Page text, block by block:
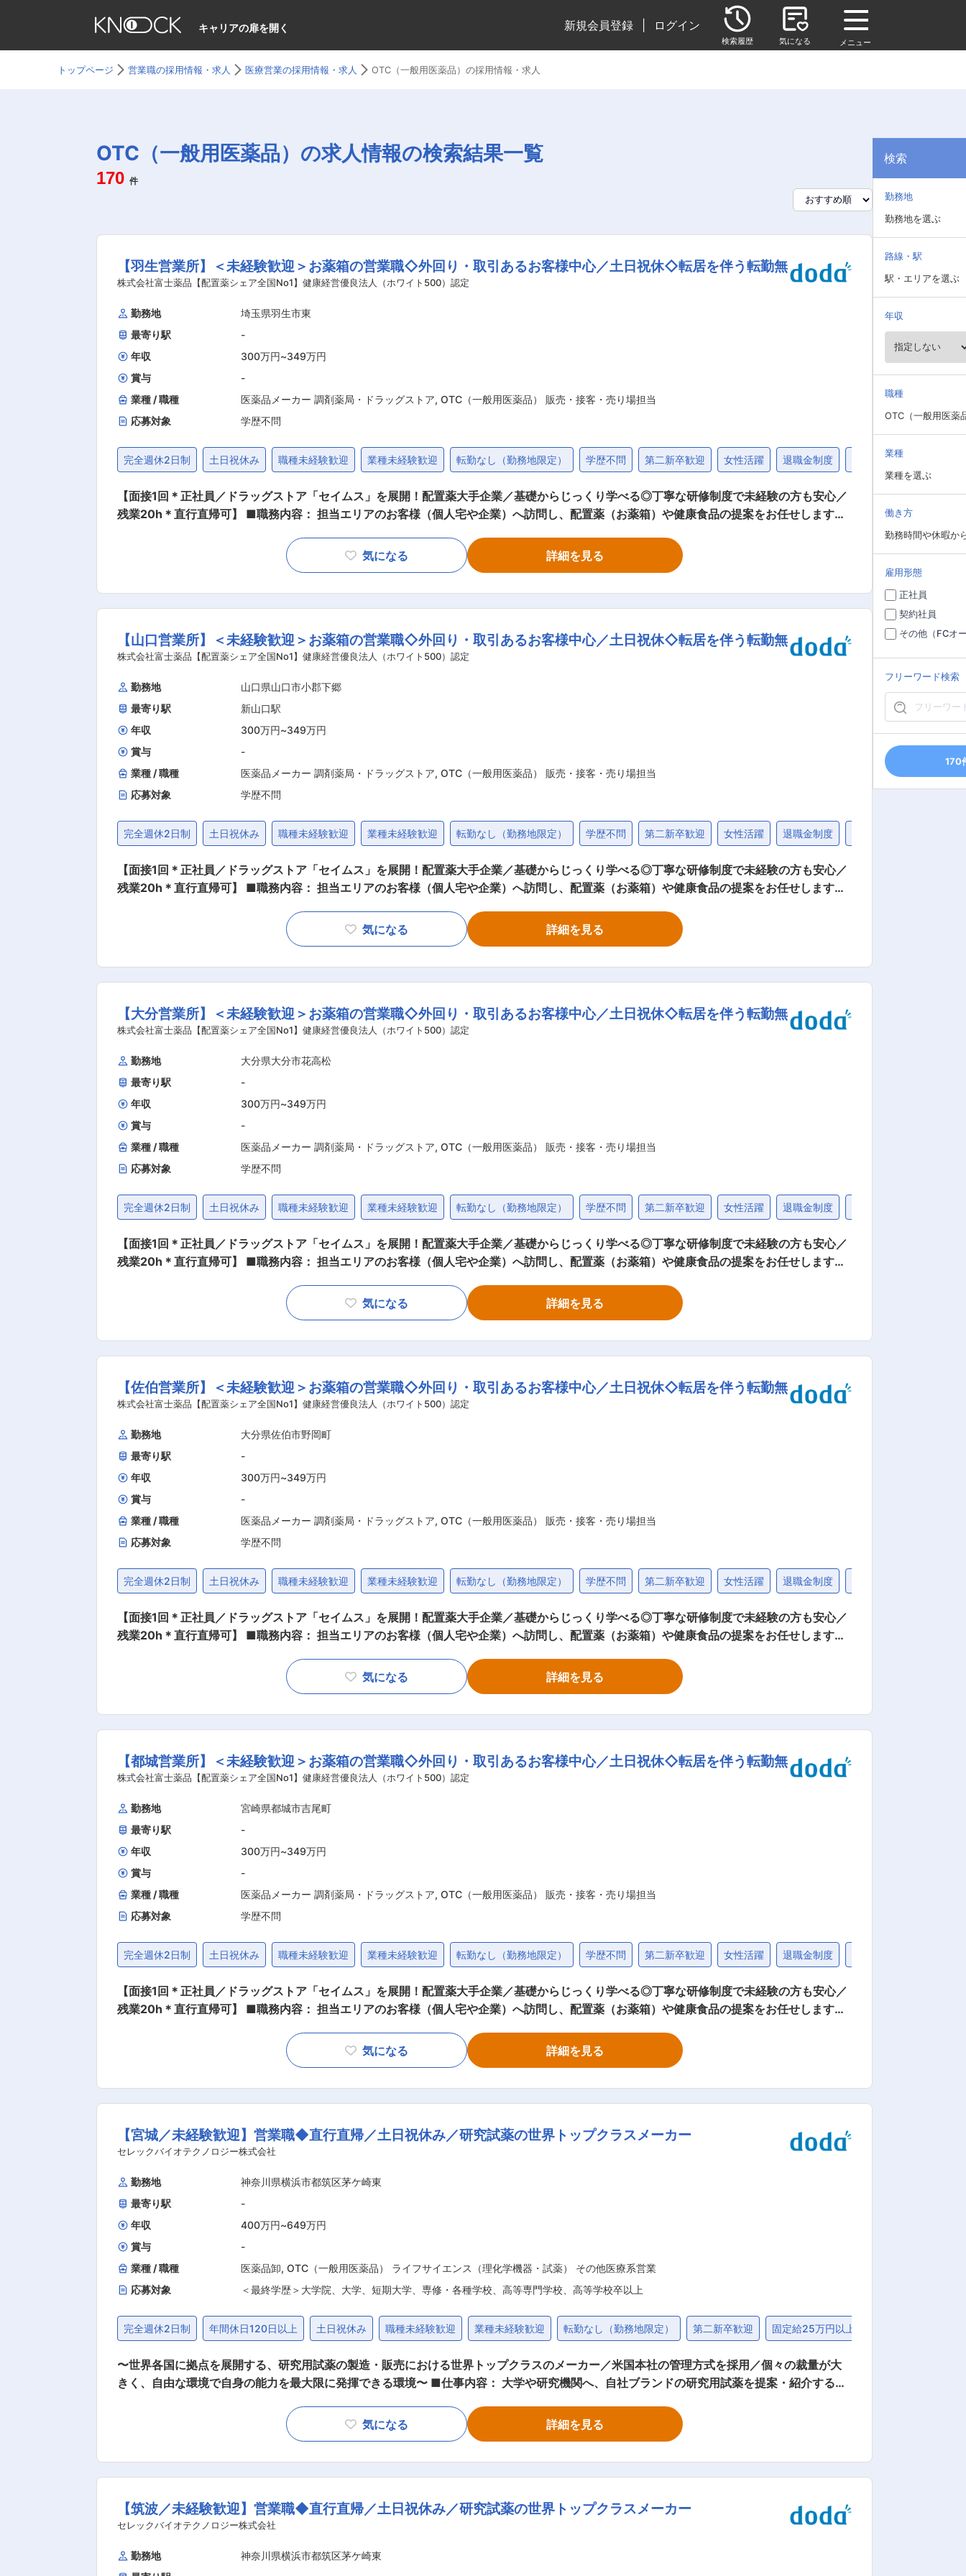
キャリアの扉を開く 新規会員登録 ログイン
検索履歴 気になる メニュー
トップページ 営業職の採用情報・求人 医療営業の採用情報・求人 OTC（一般用医薬品）の採用情報・求人
OTC（一般用医薬品）の求人情報の検索結果一覧
170 件
【羽生営業所】＜未経験歓迎＞お薬箱の営業職◇外回り・取引あるお客様中心／土日祝休◇転居を伴う転勤無
株式会社富士薬品【配置薬シェア全国No1】健康経営優良法人（ホワイト500）認定
勤務地
埼玉県羽生市東
最寄り駅
-
年収
300万円~349万円
賞与
-
業種 / 職種
医薬品メーカー 調剤薬局・ドラッグストア, OTC（一般用医薬品） 販売・接客・売り場担当
応募対象
学歴不問
完全週休2日制 土日祝休み 職種未経験歓迎 業種未経験歓迎 転勤なし（勤務地限定） 学歴不問 第二新卒歓迎 女性活躍 退職金制度
【面接1回＊正社員／ドラッグストア「セイムス」を展開！配置薬大手企業／基礎からじっくり学べる◎丁寧な研修制度で未経験の方も安心／
残業20h＊直行直帰可】 ■職務内容： 担当エリアのお客様（個人宅や企業）へ訪問し、配置薬（お薬箱）や健康食品の提案をお任せします。
1回程度のペースでお客様宅を訪問 ※社用車（軽自動車）に乗って、1日あたり16〜18軒程のお客様宅へ訪問をします。 ・配置薬や健康食品の
期限管理 ・使った分の配置薬を補充 ・使用したお薬代金の集金 ・健康相談、新商品・サービスのご提案 など ※一部、新たに配置薬を置いて
り立ち。既存のお客様をメインに訪問します。 ★困ったら先輩社員に相談しやすい雰囲気です！ ＜専門資格を取得できる＞ ・入社後は、医薬
品販売の専門知識を身につけるために、登録販売者資格を取得していただきます。（取得率90％以上） ・資格取得にあたっては、無料で支援
あり ・残業20h以内 ・スケジュールに合わせて直行直帰可 ・転居を伴う転勤はありません ■やりがい： ・最近、健康のことで困っているこ
とがないかなど、親身にお話を聞くことで、お客様と信頼関係を築き、お客様の健康管理に貢献することができます。 ・「この薬すごく効き
目があって良かったよ。」「こないだのリンゴ酢美味しかった！ちょうどまた買おうと思ってたの。来てくれてありがとう。」など、「あり
気になる 詳細を見る
【山口営業所】＜未経験歓迎＞お薬箱の営業職◇外回り・取引あるお客様中心／土日祝休◇転居を伴う転勤無
株式会社富士薬品【配置薬シェア全国No1】健康経営優良法人（ホワイト500）認定
勤務地
山口県山口市小郡下郷
最寄り駅
新山口駅
年収
300万円~349万円
賞与
-
業種 / 職種
医薬品メーカー 調剤薬局・ドラッグストア, OTC（一般用医薬品） 販売・接客・売り場担当
応募対象
学歴不問
完全週休2日制 土日祝休み 職種未経験歓迎 業種未経験歓迎 転勤なし（勤務地限定） 学歴不問 第二新卒歓迎 女性活躍 退職金制度
【面接1回＊正社員／ドラッグストア「セイムス」を展開！配置薬大手企業／基礎からじっくり学べる◎丁寧な研修制度で未経験の方も安心／
残業20h＊直行直帰可】 ■職務内容： 担当エリアのお客様（個人宅や企業）へ訪問し、配置薬（お薬箱）や健康食品の提案をお任せします。
1回程度のペースでお客様宅を訪問 ※社用車（軽自動車）に乗って、1日あたり16〜18軒程のお客様宅へ訪問をします。 ・配置薬や健康食品の
期限管理 ・使った分の配置薬を補充 ・使用したお薬代金の集金 ・健康相談、新商品・サービスのご提案 など ※一部、新たに配置薬を置いて
り立ち。既存のお客様をメインに訪問します。 ★困ったら先輩社員に相談しやすい雰囲気です！ ＜専門資格を取得できる＞ ・入社後は、医薬
品販売の専門知識を身につけるために、登録販売者資格を取得していただきます。（取得率90％以上） ・資格取得にあたっては、無料で支援
あり ・残業20h以内 ・スケジュールに合わせて直行直帰可 ・転居を伴う転勤はありません ■やりがい： ・最近、健康のことで困っているこ
とがないかなど、親身にお話を聞くことで、お客様と信頼関係を築き、お客様の健康管理に貢献することができます。 ・「この薬すごく効き
目があって良かったよ。」「こないだのリンゴ酢美味しかった！ちょうどまた買おうと思ってたの。来てくれてありがとう。」など、「あり
気になる 詳細を見る
【大分営業所】＜未経験歓迎＞お薬箱の営業職◇外回り・取引あるお客様中心／土日祝休◇転居を伴う転勤無
株式会社富士薬品【配置薬シェア全国No1】健康経営優良法人（ホワイト500）認定
勤務地
大分県大分市花高松
最寄り駅
-
年収
300万円~349万円
賞与
-
業種 / 職種
医薬品メーカー 調剤薬局・ドラッグストア, OTC（一般用医薬品） 販売・接客・売り場担当
応募対象
学歴不問
完全週休2日制 土日祝休み 職種未経験歓迎 業種未経験歓迎 転勤なし（勤務地限定） 学歴不問 第二新卒歓迎 女性活躍 退職金制度
【面接1回＊正社員／ドラッグストア「セイムス」を展開！配置薬大手企業／基礎からじっくり学べる◎丁寧な研修制度で未経験の方も安心／
残業20h＊直行直帰可】 ■職務内容： 担当エリアのお客様（個人宅や企業）へ訪問し、配置薬（お薬箱）や健康食品の提案をお任せします。
1回程度のペースでお客様宅を訪問 ※社用車（軽自動車）に乗って、1日あたり16〜18軒程のお客様宅へ訪問をします。 ・配置薬や健康食品の
期限管理 ・使った分の配置薬を補充 ・使用したお薬代金の集金 ・健康相談、新商品・サービスのご提案 など ※一部、新たに配置薬を置いて
り立ち。既存のお客様をメインに訪問します。 ★困ったら先輩社員に相談しやすい雰囲気です！ ＜専門資格を取得できる＞ ・入社後は、医薬
品販売の専門知識を身につけるために、登録販売者資格を取得していただきます。（取得率90％以上） ・資格取得にあたっては、無料で支援
あり ・残業20h以内 ・スケジュールに合わせて直行直帰可 ・転居を伴う転勤はありません ■やりがい： ・最近、健康のことで困っているこ
とがないかなど、親身にお話を聞くことで、お客様と信頼関係を築き、お客様の健康管理に貢献することができます。 ・「この薬すごく効き
目があって良かったよ。」「こないだのリンゴ酢美味しかった！ちょうどまた買おうと思ってたの。来てくれてありがとう。」など、「あり
気になる 詳細を見る
【佐伯営業所】＜未経験歓迎＞お薬箱の営業職◇外回り・取引あるお客様中心／土日祝休◇転居を伴う転勤無
株式会社富士薬品【配置薬シェア全国No1】健康経営優良法人（ホワイト500）認定
勤務地
大分県佐伯市野岡町
最寄り駅
-
年収
300万円~349万円
賞与
-
業種 / 職種
医薬品メーカー 調剤薬局・ドラッグストア, OTC（一般用医薬品） 販売・接客・売り場担当
応募対象
学歴不問
完全週休2日制 土日祝休み 職種未経験歓迎 業種未経験歓迎 転勤なし（勤務地限定） 学歴不問 第二新卒歓迎 女性活躍 退職金制度
【面接1回＊正社員／ドラッグストア「セイムス」を展開！配置薬大手企業／基礎からじっくり学べる◎丁寧な研修制度で未経験の方も安心／
残業20h＊直行直帰可】 ■職務内容： 担当エリアのお客様（個人宅や企業）へ訪問し、配置薬（お薬箱）や健康食品の提案をお任せします。
1回程度のペースでお客様宅を訪問 ※社用車（軽自動車）に乗って、1日あたり16〜18軒程のお客様宅へ訪問をします。 ・配置薬や健康食品の
期限管理 ・使った分の配置薬を補充 ・使用したお薬代金の集金 ・健康相談、新商品・サービスのご提案 など ※一部、新たに配置薬を置いて
り立ち。既存のお客様をメインに訪問します。 ★困ったら先輩社員に相談しやすい雰囲気です！ ＜専門資格を取得できる＞ ・入社後は、医薬
品販売の専門知識を身につけるために、登録販売者資格を取得していただきます。（取得率90％以上） ・資格取得にあたっては、無料で支援
あり ・残業20h以内 ・スケジュールに合わせて直行直帰可 ・転居を伴う転勤はありません ■やりがい： ・最近、健康のことで困っているこ
とがないかなど、親身にお話を聞くことで、お客様と信頼関係を築き、お客様の健康管理に貢献することができます。 ・「この薬すごく効き
目があって良かったよ。」「こないだのリンゴ酢美味しかった！ちょうどまた買おうと思ってたの。来てくれてありがとう。」など、「あり
気になる 詳細を見る
【都城営業所】＜未経験歓迎＞お薬箱の営業職◇外回り・取引あるお客様中心／土日祝休◇転居を伴う転勤無
株式会社富士薬品【配置薬シェア全国No1】健康経営優良法人（ホワイト500）認定
勤務地
宮崎県都城市吉尾町
最寄り駅
-
年収
300万円~349万円
賞与
-
業種 / 職種
医薬品メーカー 調剤薬局・ドラッグストア, OTC（一般用医薬品） 販売・接客・売り場担当
応募対象
学歴不問
完全週休2日制 土日祝休み 職種未経験歓迎 業種未経験歓迎 転勤なし（勤務地限定） 学歴不問 第二新卒歓迎 女性活躍 退職金制度
【面接1回＊正社員／ドラッグストア「セイムス」を展開！配置薬大手企業／基礎からじっくり学べる◎丁寧な研修制度で未経験の方も安心／
残業20h＊直行直帰可】 ■職務内容： 担当エリアのお客様（個人宅や企業）へ訪問し、配置薬（お薬箱）や健康食品の提案をお任せします。
1回程度のペースでお客様宅を訪問 ※社用車（軽自動車）に乗って、1日あたり16〜18軒程のお客様宅へ訪問をします。 ・配置薬や健康食品の
期限管理 ・使った分の配置薬を補充 ・使用したお薬代金の集金 ・健康相談、新商品・サービスのご提案 など ※一部、新たに配置薬を置いて
り立ち。既存のお客様をメインに訪問します。 ★困ったら先輩社員に相談しやすい雰囲気です！ ＜専門資格を取得できる＞ ・入社後は、医薬
品販売の専門知識を身につけるために、登録販売者資格を取得していただきます。（取得率90％以上） ・資格取得にあたっては、無料で支援
あり ・残業20h以内 ・スケジュールに合わせて直行直帰可 ・転居を伴う転勤はありません ■やりがい： ・最近、健康のことで困っているこ
とがないかなど、親身にお話を聞くことで、お客様と信頼関係を築き、お客様の健康管理に貢献することができます。 ・「この薬すごく効き
目があって良かったよ。」「こないだのリンゴ酢美味しかった！ちょうどまた買おうと思ってたの。来てくれてありがとう。」など、「あり
気になる 詳細を見る
【宮城／未経験歓迎】営業職◆直行直帰／土日祝休み／研究試薬の世界トップクラスメーカー
セレックバイオテクノロジー株式会社
勤務地
神奈川県横浜市都筑区茅ケ崎東
最寄り駅
-
年収
400万円~649万円
賞与
-
業種 / 職種
医薬品卸, OTC（一般用医薬品） ライフサイエンス（理化学機器・試薬） その他医療系営業
応募対象
＜最終学歴＞大学院、大学、短期大学、専修・各種学校、高等専門学校、高等学校卒以上
完全週休2日制 年間休日120日以上 土日祝休み 職種未経験歓迎 業種未経験歓迎 転勤なし（勤務地限定） 第二新卒歓迎 固定給25万円以上
〜世界各国に拠点を展開する、研究用試薬の製造・販売における世界トップクラスのメーカー／米国本社の管理方式を採用／個々の裁量が大
きく、自由な環境で自身の能力を最大限に発揮できる環境〜 ■仕事内容： 大学や研究機関へ、自社ブランドの研究用試薬を提案・紹介する営
務内容： ・既存顧客リストに沿って大学の研究室、研究機関などを訪問 ・代理店との関係構築 ・新規開拓 ・当社の試薬をお客様に説明（学
術担当サポートあり） ・顧客満足度の向上、自社ブランドの周知 ■入社後のサポート体制： 初日は横浜本社でオリエンテーションがございま
ド製品を扱います。専門知識は博士号を持つ学術担当が随時サポートします。 ◎圧倒的な製品力により、未経験からでも成果が出しやすい環
境です。直近のインセンティブ平均は55万円と、頑張りがダイレクトに収入に直結します。 ◎外資系企業ならではの風通しの良い社風もあ
の5％＝2万5千円が翌月に支給されます。 ■当社について： 当社は、米国Selleck Chemicalsの日本法人として2016年に設立。医科系大学や
気になる 詳細を見る
【筑波／未経験歓迎】営業職◆直行直帰／土日祝休み／研究試薬の世界トップクラスメーカー
セレックバイオテクノロジー株式会社
勤務地
神奈川県横浜市都筑区茅ケ崎東
検索
勤務地
勤務地を選ぶ
路線・駅
駅・エリアを選ぶ
年収
職種
OTC（一般用医薬
業種
業種を選ぶ
働き方
勤務時間や休暇か
雇用形態
正社員
契約社員
その他（FCオ
フリーワード検索
170